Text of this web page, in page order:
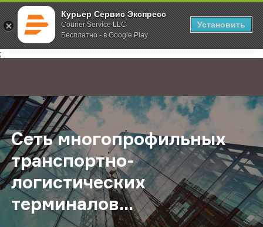
Курьер Сервис Экспресс
Courier Service LLC
Бесплатно - в Google Play
Установить
;
Главная О компании Новости Сеть многопрофильных
Сеть многопрофильных
транспортно-
логистических
терминалов...